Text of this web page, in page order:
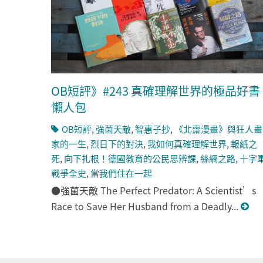
OB短評》#243 真確理解世界的極品好書
懶人包
OB短評,強菌天敵,智惠子抄, 《北齋漫畫》與狂人畫
家的一生,烈日下的對決,我如何真確理解世界,報紙之
死, 向下扎根！德國教育的公民思辨課,絲綢之路,十字
戰爭全史, 當我們住在一起
●強菌天敵 The Perfect Predator: A Scientist’s
Race to Save Her Husband from a Deadly...